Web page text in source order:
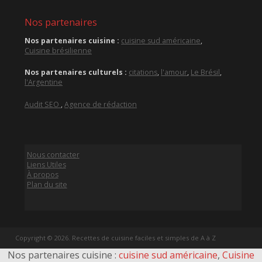
Nos partenaires
Nos partenaires cuisine : cuisine sud américaine,
Cuisine brésilienne
Nos partenaires culturels : citations, l'amour, Le Brésil,
l'Argentine
Audit SEO ,Agence de rédaction
Nous contacter
Liens Utiles
À propos
Plan du site
Copyright © 2026. Recettes de cuisine faciles et simples de A à Z
Nos partenaires cuisine : cuisine sud américaine, Cuisine